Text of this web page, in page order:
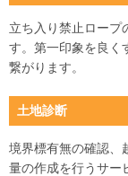
立ち入り禁止ロープ
す。第一印象を良く
繋がります。
土地診断
境界標有無の確認、
量の作成を行うサー